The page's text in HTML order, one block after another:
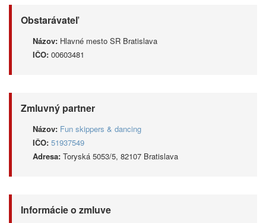
Obstarávateľ
Názov: Hlavné mesto SR Bratislava
IČO: 00603481
Zmluvný partner
Názov: Fun skippers & dancing
IČO: 51937549
Adresa: Toryská 5053/5, 82107 Bratislava
Informácie o zmluve